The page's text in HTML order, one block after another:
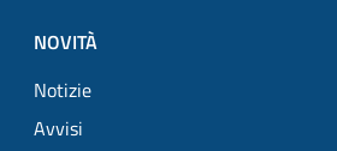
NOVITÀ
Notizie
Avvisi